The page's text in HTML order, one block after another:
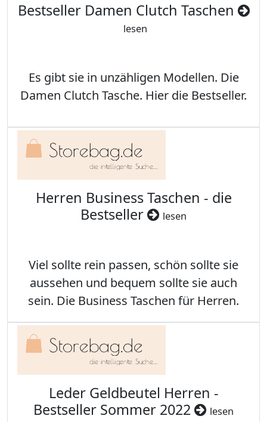
Bestseller Damen Clutch Taschen
lesen
Es gibt sie in unzähligen Modellen. Die
Damen Clutch Tasche. Hier die Bestseller.
Herren Business Taschen - die
Bestseller
lesen
Viel sollte rein passen, schön sollte sie
aussehen und bequem sollte sie auch
sein. Die Business Taschen für Herren.
Leder Geldbeutel Herren -
Bestseller Sommer 2022
lesen